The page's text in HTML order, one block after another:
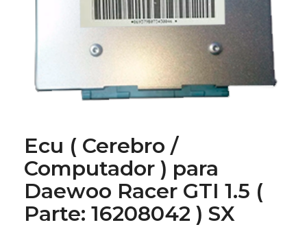
Ecu ( Cerebro /
Computador ) para
Daewoo Racer GTI 1.5 (
Parte: 16208042 ) SX